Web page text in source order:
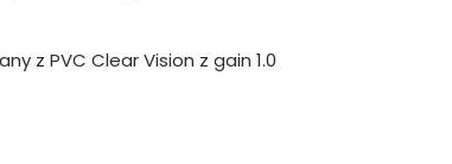
z PVC Clear Vision z gain 1.0